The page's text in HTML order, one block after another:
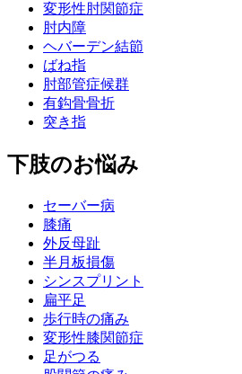
変形性肘関節症
肘内障
ヘバーデン結節
ばね指
肘部管症候群
有鈎骨骨折
突き指
下肢のお悩み
セーバー病
膝痛
外反母趾
半月板損傷
シンスプリント
扁平足
歩行時の痛み
変形性膝関節症
足がつる